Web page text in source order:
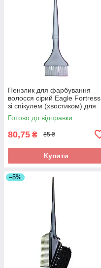
Пензлик для фарбування
волосся сірий Eagle Fortress
зі спікулем (хвостиком) для
точного поділу пасм. Арт
JPP1408-1
Готово до відправки
80,75 ₴ 85 ₴
Купити
–5%